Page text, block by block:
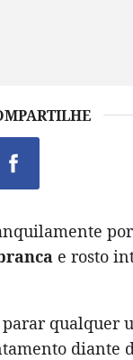
e rosto
qualquer
diante